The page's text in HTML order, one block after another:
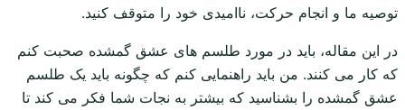
توصیه ما و انجام حرکت، ناامیدی خود را متوقف کنید.
در این مقاله، باید در مورد طلسم های عشق گمشده صحبت کنم
که کار می کنند. من باید راهنمایی کنم که چگونه باید یک طلسم
عشق گمشده را بشناسید که بیشتر به نجات شما فکر می کند تا